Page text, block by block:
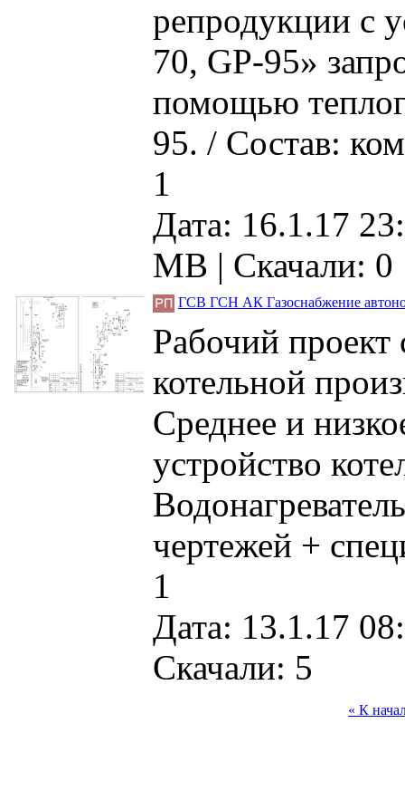
репродукции с
70, GP-95»
помощью
95. / Состав:
1
Дата: 16.1.17
MB | Скачали: 0
ГСВ ГСН АК Газоснабжение
Рабочий проект
котельной
Среднее и
устройство
чертежей +
1
Дата: 13.1.17
Скачали: 5
« К